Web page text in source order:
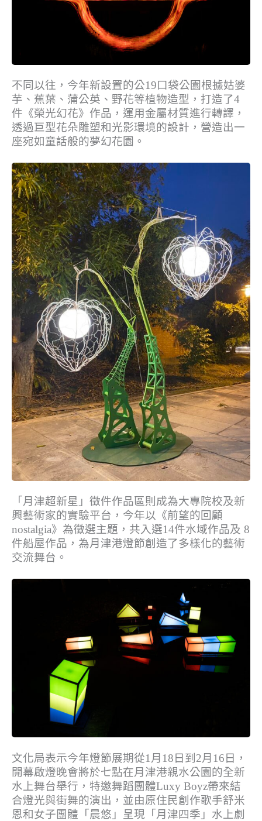
不同以往，今年新設置的公19口袋公園根據姑婆
芋、蕉葉、蒲公英、野花等植物造型，打造了4
件《榮光幻花》作品，運用金屬材質進行轉譯，
透過巨型花朵雕塑和光影環境的設計，營造出一
座宛如童話般的夢幻花園。
「月津超新星」徵件作品區則成為大專院校及新
興藝術家的實驗平台，今年以《前望的回顧
nostalgia》為徵選主題，共入選14件水域作品及 8
件船屋作品，為月津港燈節創造了多樣化的藝術
交流舞台。
文化局表示今年燈節展期從1月18日到2月16日，
開幕啟燈晚會將於七點在月津港親水公園的全新
水上舞台舉行，特邀舞蹈團體Luxy Boyz帶來結
合燈光與街舞的演出，並由原住民創作歌手舒米
恩和女子團體「晨悠」呈現「月津四季」水上劇